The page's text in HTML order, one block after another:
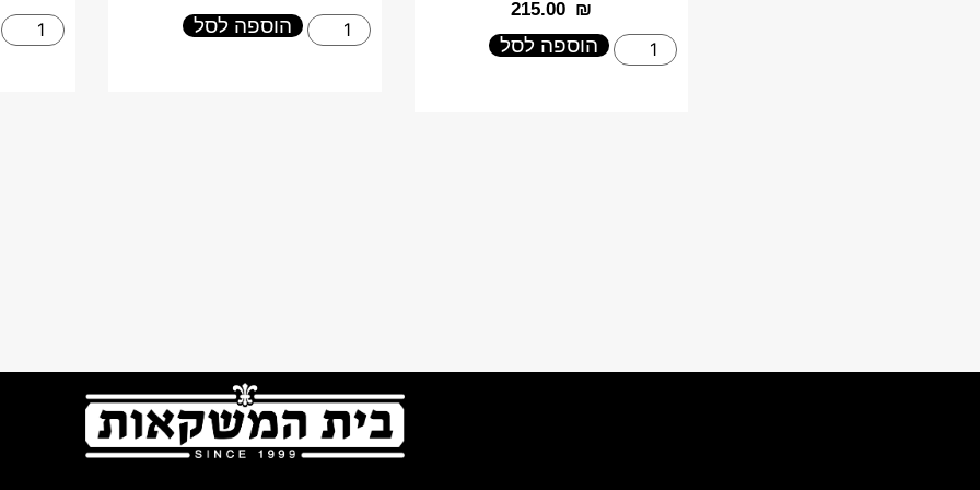
‎215.00 ₪
הוספה לסל
הוספה לסל